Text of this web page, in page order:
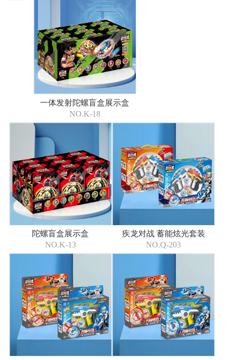
一体发射陀螺盲盒展示盒
NO.K-18
陀螺盲盒展示盒
NO.K-13
疾龙对战 蓄能炫光套装
NO.Q-203